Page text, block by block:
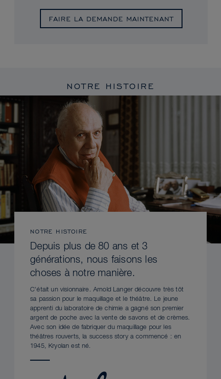
FAIRE LA DEMANDE MAINTENANT
NOTRE HISTOIRE
NOTRE HISTOIRE
Depuis plus de 80 ans et 3
générations, nous faisons les
choses à notre manière.
C'était un visionnaire. Arnold Langer découvre très tôt
sa passion pour le maquillage et le théâtre. Le jeune
apprenti du laboratoire de chimie a gagné son premier
argent de poche avec la vente de savons et de crèmes.
Avec son idée de fabriquer du maquillage pour les
théâtres rouverts, la success story a commencé : en
1945, Kryolan est né.